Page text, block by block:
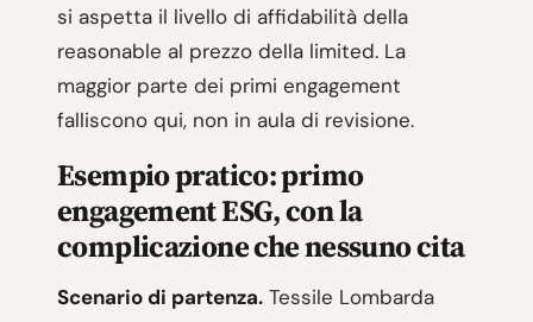
si aspetta il livello di affidabilità della
reasonable al prezzo della limited. La
maggior parte dei primi engagement
falliscono qui, non in aula di revisione.
Esempio pratico: primo
engagement ESG, con la
complicazione che nessuno cita
Scenario di partenza. Tessile Lombarda